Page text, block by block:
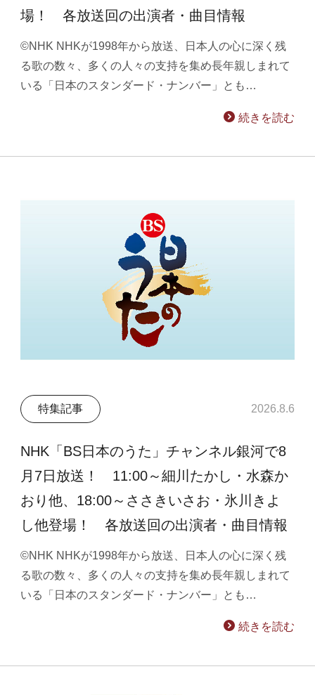
場！ 各放送回の出演者・曲目情報
©NHK NHKが1998年から放送、日本人の心に深く残
る歌の数々、多くの人々の支持を集め長年親しまれて
いる「日本のスタンダード・ナンバー」とも…
続きを読む
特集記事 2026.8.6
NHK「BS日本のうた」チャンネル銀河で8
月7日放送！ 11:00～細川たかし・水森か
おり他、18:00～ささきいさお・氷川きよ
し他登場！ 各放送回の出演者・曲目情報
©NHK NHKが1998年から放送、日本人の心に深く残
る歌の数々、多くの人々の支持を集め長年親しまれて
いる「日本のスタンダード・ナンバー」とも…
続きを読む